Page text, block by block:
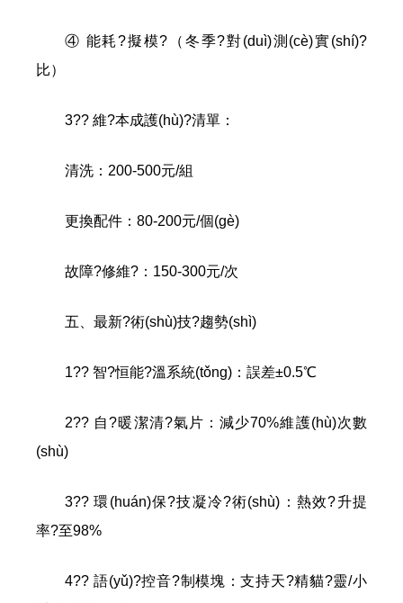
④ 能耗?擬模?（冬季?對(duì)測(cè)實(shí)?
比）
3?? 維?本成護(hù)?清單：
清洗：200-500元/組
更換配件：80-200元/個(gè)
故障?修維?：150-300元/次
五、最新?術(shù)技?趨勢(shì)
1?? 智?恒能?溫系統(tǒng)：誤差±0.5℃
2?? 自?暖潔清?氣片：減少70%維護(hù)次數
(shù)
3?? 環(huán)保?技凝冷?術(shù)：熱效?升提
率?至98%
4?? 語(yǔ)?控音?制模塊：支持天?精貓?靈/小